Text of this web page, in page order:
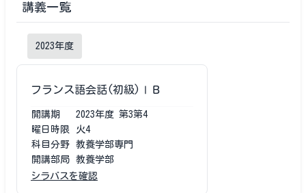
講義一覧
2023年度
フランス語会話(初級)ⅠＢ
開講期 2023年度 第3第4
曜日時限
火4
科目分野
教養学部専門
開講部局
教養学部
シラバスを確認